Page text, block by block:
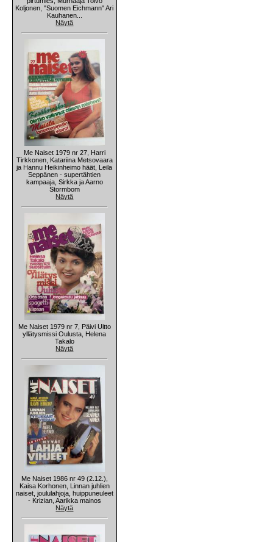
Koljonen, "Suomen Eichmann" Ari
Kauhanen...
Näytä
Me Naiset 1979 nr 27, Harri
Tirkkonen, Katariina Metsovaara
ja Hannu Heikinheimo häät, Leila
Seppänen - supertähtien
kampaaja, Sirkka ja Aarno
Stormbom
Näytä
Me Naiset 1979 nr 7, Päivi Uitto
yllätysmissi Oulusta, Helena
Takalo
Näytä
Me Naiset 1986 nr 49 (2.12.),
Kaisa Korhonen, Linnan juhlien
naiset, joululahjoja, huippuneuleet
- Krizian, Aarikka mainos
Näytä